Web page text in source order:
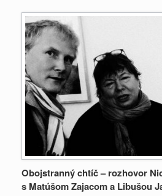
Obojstranný chtíč – rozhovor
s Matúšom Zajacom a Libušou